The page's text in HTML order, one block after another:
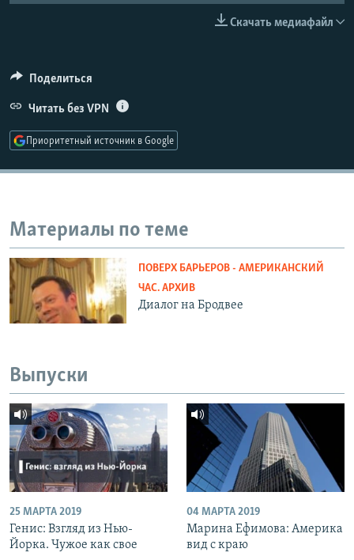
СОЦИАЛЬНЫЕ СЕТИ
Скачать медиафайл
Поделиться
Читать без VPN
Приоритетный источник в Google
Материалы по теме
ПОВЕРХ БАРЬЕРОВ - АМЕРИКАНСКИЙ
ЧАС. АРХИВ
Диалог на Бродвее
Выпуски
25 МАРТА 2019
Генис: Взгляд из Нью-
Йорка. Чужое как свое
04 МАРТА 2019
Марина Ефимова: Америка
вид с краю